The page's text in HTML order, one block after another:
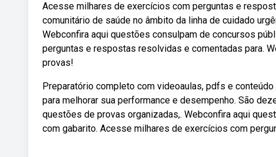
Acesse milhares de exercícios com perguntas e
comunitário de saúde no âmbito da linha de cuidado
Webconfira aqui questões consulpam de concursos
perguntas e respostas resolvidas e comentadas para.
provas!
Preparatório completo com videoaulas, pdfs e
para melhorar sua performance e desempenho. São
questões de provas organizadas,. Webconfira aqui
com gabarito. Acesse milhares de exercícios com